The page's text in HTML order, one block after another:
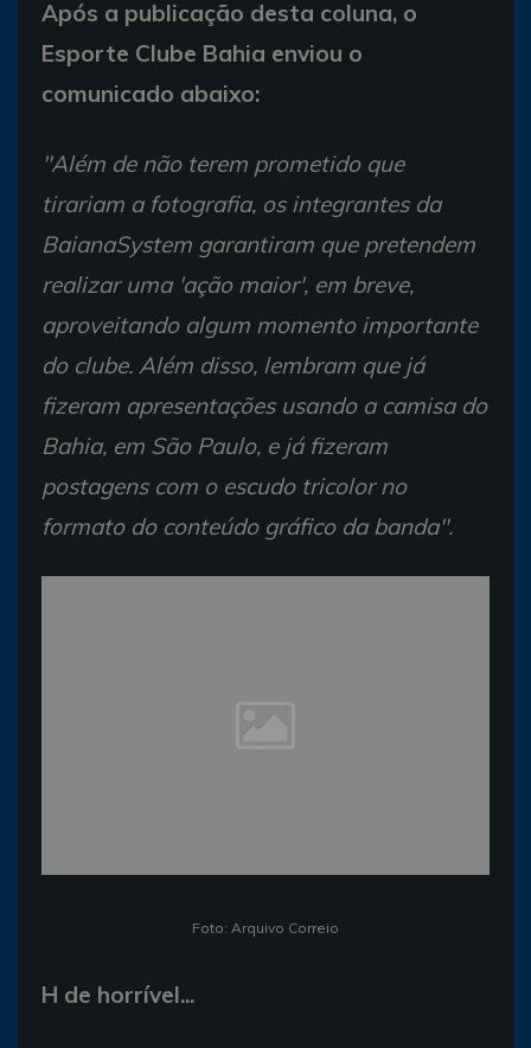
Após a publicação desta coluna, o
Esporte Clube Bahia enviou o
comunicado abaixo:
"Além de não terem prometido que
tirariam a fotografia, os integrantes da
BaianaSystem garantiram que pretendem
realizar uma 'ação maior', em breve,
aproveitando algum momento importante
do clube. Além disso, lembram que já
fizeram apresentações usando a camisa do
Bahia, em São Paulo, e já fizeram
postagens com o escudo tricolor no
formato do conteúdo gráfico da banda".
Foto: Arquivo Correio
H de horrível...